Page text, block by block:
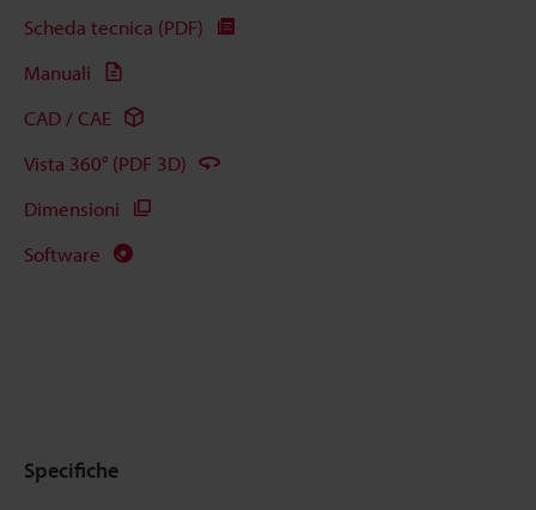
Scheda tecnica (PDF)
Manuali
CAD / CAE
Vista 360° (PDF 3D)
Dimensioni
Software
Specifiche